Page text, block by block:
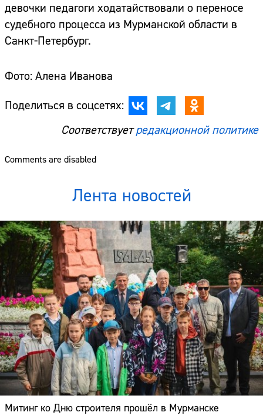
девочки педагоги ходатайствовали о переносе
судебного процесса из Мурманской области в
Санкт-Петербург.
Фото: Алена Иванова
Поделиться в соцсетях:
Соответствуетредакционной политике
Comments are disabled
Лента новостей
Митинг ко Дню строителя прошёл в Мурманске